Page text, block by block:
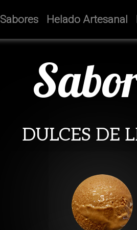
Sabores Helado Artesanal